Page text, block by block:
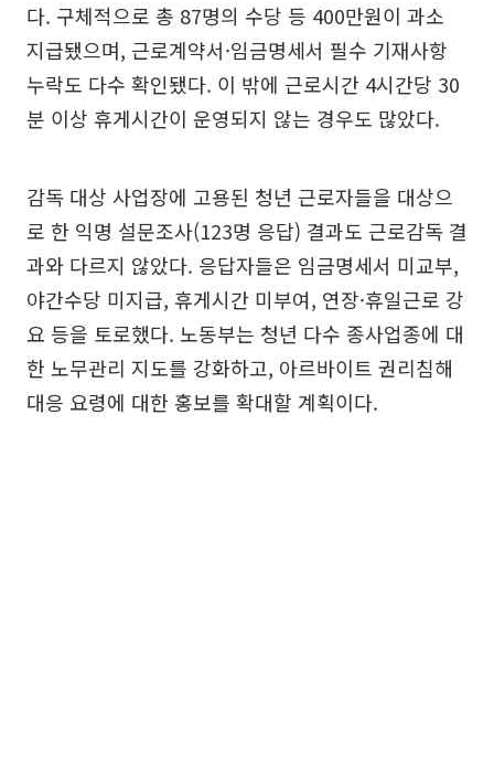
다. 구체적으로 총 87명의 수당 등 400만원이 과소
지급됐으며, 근로계약서·임금명세서 필수 기재사항
누락도 다수 확인됐다. 이 밖에 근로시간 4시간당 30
분 이상 휴게시간이 운영되지 않는 경우도 많았다.
감독 대상 사업장에 고용된 청년 근로자들을 대상으
로 한 익명 설문조사(123명 응답) 결과도 근로감독 결
과와 다르지 않았다. 응답자들은 임금명세서 미교부,
야간수당 미지급, 휴게시간 미부여, 연장·휴일근로 강
요 등을 토로했다. 노동부는 청년 다수 종사업종에 대
한 노무관리 지도를 강화하고, 아르바이트 권리침해
대응 요령에 대한 홍보를 확대할 계획이다.